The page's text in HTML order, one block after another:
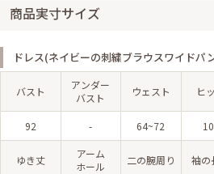
商品実寸サイズ
ドレス(ネイビーの刺繍ブラウスワイドパ
バスト
アンダー
バスト
ウェスト ヒ
92 - 64~72
ゆき丈
アーム
ホール
二の腕周り 袖の